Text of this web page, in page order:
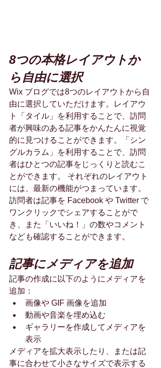
8つの本格レイアウトか
ら自由に選択
Wix ブログでは8つのレイアウトから自
由に選択していただけます。レイアウ
ト「タイル」を利用することで、訪問
者が興味のある記事をかんたんに視覚
的に見つけることができます。「シン
グルカラム」を利用することで、訪問
者はひとつの記事をじっくりと読むこ
とができます。 それぞれのレイアウト
には、最新の機能がつまっています。
訪問者は記事を Facebook や Twitter で
ワンクリックでシェアすることがで
き、また「いいね！」の数やコメント
なども確認することができます。
記事にメディアを追加
記事の作成に以下のようにメディアを
追加：
画像や GIF 画像を追加
動画や音楽を埋め込む
ギャラリーを作成してメディアを
表示
メディアを拡大表示したり、または記
事に合わせて小さなサイズで表示する